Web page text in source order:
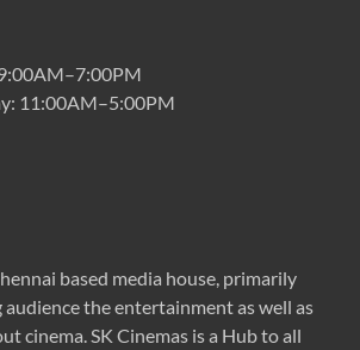
11:00AM–5:00PM
based media house, primarily
the entertainment as well as
cinema. SK Cinemas is a Hub to all